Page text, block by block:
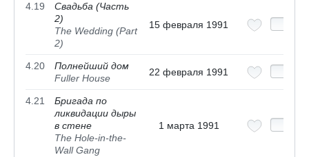
4.19
Свадьба (Часть
2)
The Wedding (Part
2)
15 февраля 1991
4.20
Полнейший дом
Fuller House
22 февраля 1991
4.21
Бригада по
ликвидации дыры
в стене
The Hole-in-the-
Wall Gang
1 марта 1991